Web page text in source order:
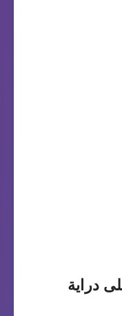
على دراية